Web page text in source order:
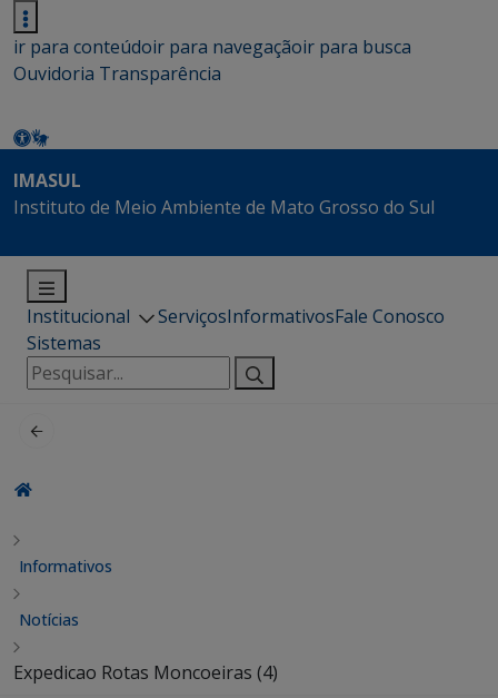
ir para conteúdoir para navegaçãoir para busca
Ouvidoria Transparência
IMASUL
Instituto de Meio Ambiente de Mato Grosso do Sul
Institucional ServiçosInformativosFale Conosco
Sistemas
Pesquisar
por:
Informativos
Notícias
Expedicao Rotas Moncoeiras (4)